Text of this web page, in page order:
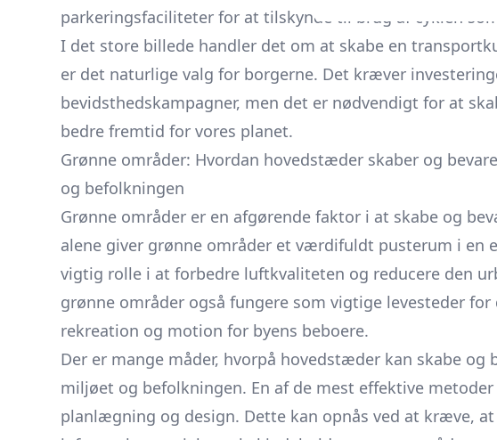
parkeringsfaciliteter for at tilskynde til brug af cyklen
I det store billede handler det om at skabe en
er det naturlige valg for borgerne. Det kræver
bevidsthedskampagner, men det er nødvendigt for at
bedre fremtid for vores planet.
Grønne områder: Hvordan hovedstæder skaber og
og befolkningen
Grønne områder er en afgørende faktor i at skabe og
alene giver grønne områder et værdifuldt pusterum i en
vigtig rolle i at forbedre luftkvaliteten og reducere den
grønne områder også fungere som vigtige levesteder
rekreation og motion for byens beboere.
Der er mange måder, hvorpå hovedstæder kan skabe
miljøet og befolkningen. En af de mest effektive
planlægning og design. Dette kan opnås ved at kræve,